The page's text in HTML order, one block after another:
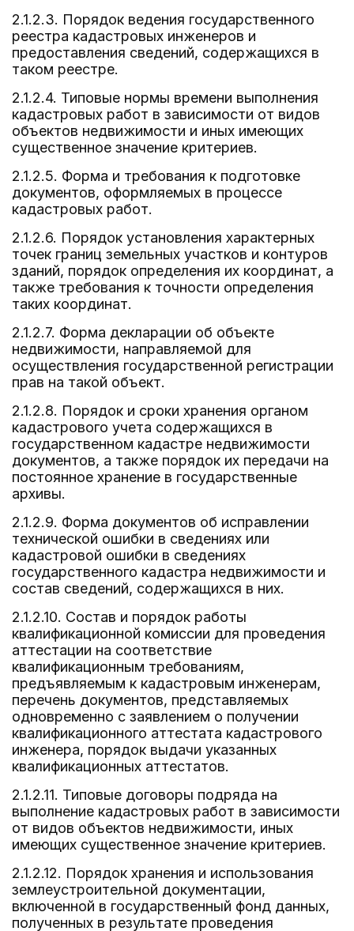
2.1.2.3. Порядок ведения государственного
реестра кадастровых инженеров и
предоставления сведений, содержащихся в
таком реестре.
2.1.2.4. Типовые нормы времени выполнения
кадастровых работ в зависимости от видов
объектов недвижимости и иных имеющих
существенное значение критериев.
2.1.2.5. Форма и требования к подготовке
документов, оформляемых в процессе
кадастровых работ.
2.1.2.6. Порядок установления характерных
точек границ земельных участков и контуров
зданий, порядок определения их координат, а
также требования к точности определения
таких координат.
2.1.2.7. Форма декларации об объекте
недвижимости, направляемой для
осуществления государственной регистрации
прав на такой объект.
2.1.2.8. Порядок и сроки хранения органом
кадастрового учета содержащихся в
государственном кадастре недвижимости
документов, а также порядок их передачи на
постоянное хранение в государственные
архивы.
2.1.2.9. Форма документов об исправлении
технической ошибки в сведениях или
кадастровой ошибки в сведениях
государственного кадастра недвижимости и
состав сведений, содержащихся в них.
2.1.2.10. Состав и порядок работы
квалификационной комиссии для проведения
аттестации на соответствие
квалификационным требованиям,
предъявляемым к кадастровым инженерам,
перечень документов, представляемых
одновременно с заявлением о получении
квалификационного аттестата кадастрового
инженера, порядок выдачи указанных
квалификационных аттестатов.
2.1.2.11. Типовые договоры подряда на
выполнение кадастровых работ в зависимости
от видов объектов недвижимости, иных
имеющих существенное значение критериев.
2.1.2.12. Порядок хранения и использования
землеустроительной документации,
включенной в государственный фонд данных,
полученных в результате проведения